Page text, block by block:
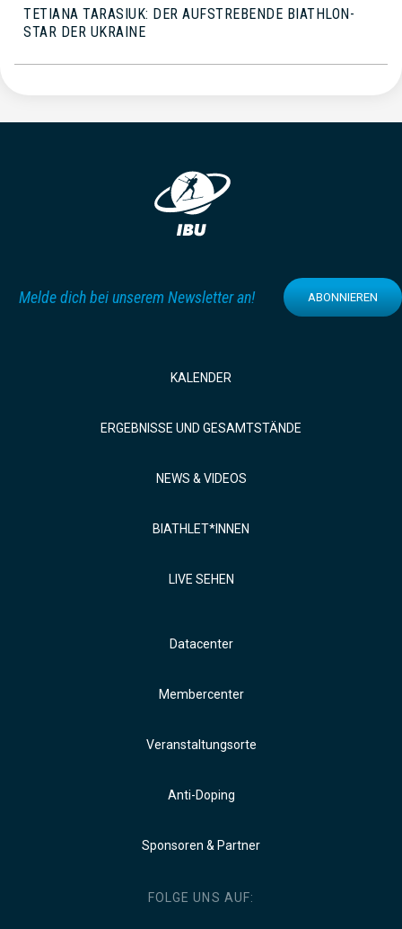
TETIANA TARASIUK: DER AUFSTREBENDE BIATHLON-
STAR DER UKRAINE
Melde dich bei unserem Newsletter an! ABONNIEREN
KALENDER
ERGEBNISSE UND GESAMTSTÄNDE
NEWS & VIDEOS
BIATHLET*INNEN
LIVE SEHEN
Datacenter
Membercenter
Veranstaltungsorte
Anti-Doping
Sponsoren & Partner
FOLGE UNS AUF: